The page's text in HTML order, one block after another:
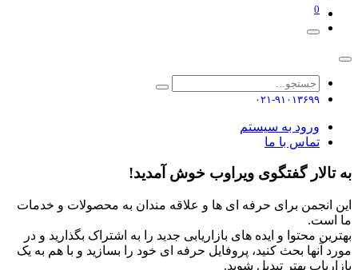
0
۰۲۱-۹۱۰۱۳۶۹۹
ورود به سیستم
تماس با ما
به تالار گفتگوی ویراوب خوش آمدید!
این انجمن برای حرفه ای ها و علاقه مندان به محصولات و خدمات
ما است.
بهترین محتوا و ایده های بازاریابی جدید را به اشتراک بگذارید و در
مورد آنها بحث کنید، پروفایل حرفه ای خود را بسازید و با هم به یک
بازاریاب بهتر تبدیل شوید.